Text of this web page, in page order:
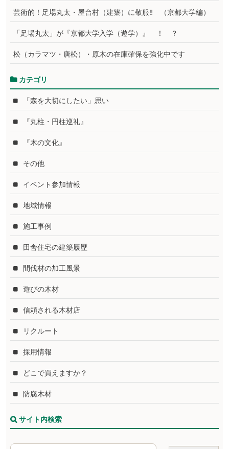
芸術的！足場丸太・屋台村（建築）に敬服‼ （京都大学編）
「足場丸太」が『京都大学入学（遊学）』 ！ ？
松（カラマツ・唐松）・原木の在庫確保を強化中です
カテゴリ
「森を大切にしたい」思い
『丸柱・円柱巡礼』
『木の文化』
その他
イベント参加情報
地域情報
施工事例
田舎住宅の建築履歴
間伐材の加工風景
遊びの木材
信頼される木材店
リクルート
採用情報
どこで買えますか？
防腐木材
サイト内検索